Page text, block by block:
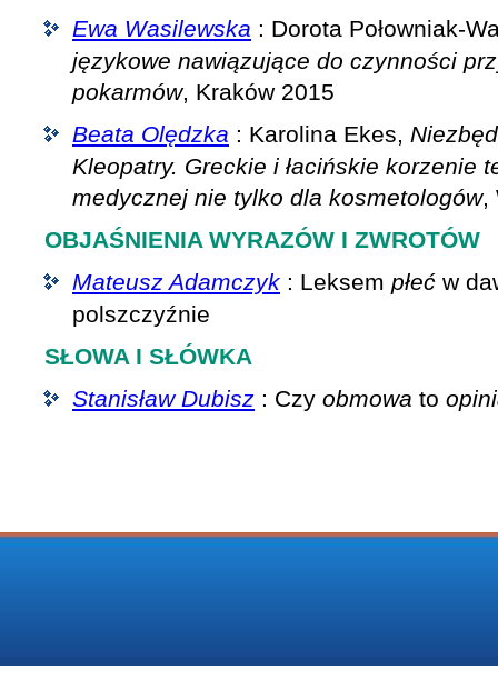
Ewa Wasilewska : Dorota Połowniak-
językowe nawiązujące do czynności
pokarmów, Kraków 2015
Beata Olędzka : Karolina Ekes,
Kleopatry. Greckie i łacińskie korzenie
medycznej nie tylko dla kosmetologów,
OBJAŚNIENIA WYRAZÓW I ZWROTÓW
Mateusz Adamczyk : Leksem płeć w
polszczyźnie
SŁOWA I SŁÓWKA
Stanisław Dubisz : Czy obmowa to